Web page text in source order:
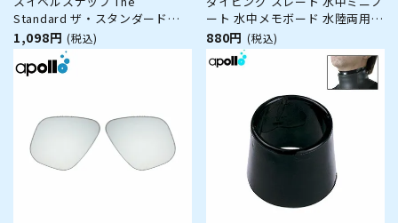
Standard ザ・スタンダード
88.0mm ダイビング アクセサリ
ー パーツ ステンレス製 重器材
1,098円 (税込)
ート 水中メモボード 水陸両用
マグネット式 磁気式 コンパクト
ペン付き シュノーケリング 講習
ガイド用
880円 (税込)